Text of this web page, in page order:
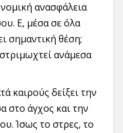
ανασφάλεια
Ε, μέσα σε όλα
σημαντική θέση;
ανάμεσα
καιρούς δείξει την
στο άγχος και την
Ίσως το στρες, το